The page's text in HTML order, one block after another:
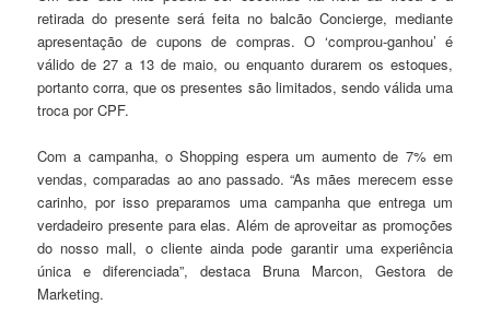
retirada do presente será feita no balcão Concierge, mediante
apresentação de cupons de compras. O ‘comprou-ganhou’ é
válido de 27 a 13 de maio, ou enquanto durarem os estoques,
portanto corra, que os presentes são limitados, sendo válida uma
troca por CPF.
Com a campanha, o Shopping espera um aumento de 7% em
vendas, comparadas ao ano passado. “As mães merecem esse
carinho, por isso preparamos uma campanha que entrega um
verdadeiro presente para elas. Além de aproveitar as promoções
do nosso mall, o cliente ainda pode garantir uma experiência
única e diferenciada”, destaca Bruna Marcon, Gestora de
Marketing.